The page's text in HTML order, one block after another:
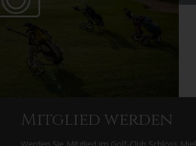
Mitglied werden